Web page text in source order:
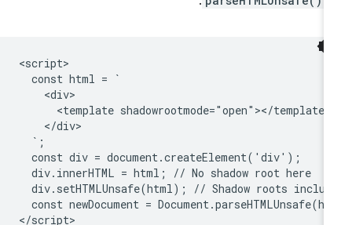
<script>
  const html = `
    <div>
      <template shadowrootmode="open"></template>
    </div>
  `;
  const div = document.createElement('div');
  div.innerHTML = html; // No shadow root here
div.setHTMLUnsafe(html); // Shadow roots
const newDocument =